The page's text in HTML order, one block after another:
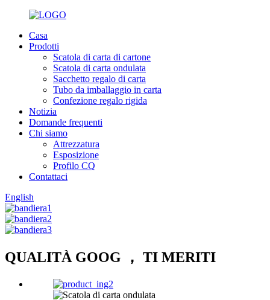
Casa
Prodotti
Scatola di carta di cartone
Scatola di carta ondulata
Sacchetto regalo di carta
Tubo da imballaggio in carta
Confezione regalo rigida
Notizia
Domande frequenti
Chi siamo
Attrezzatura
Esposizione
Profilo CQ
Contattaci
English
QUALITÀ GOOG ， TI MERITI